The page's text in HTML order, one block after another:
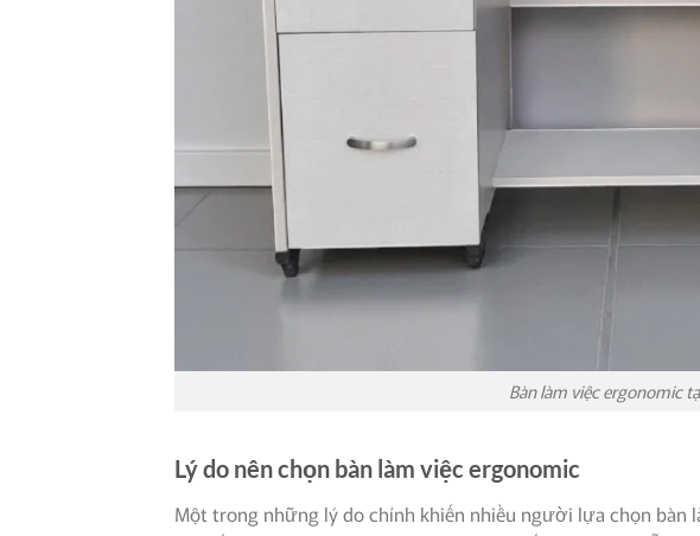
Bàn làm việc ergonomic
Lý do nên chọn bàn làm việc ergonomic
Một trong những lý do chính khiến nhiều người lựa chọn bàn